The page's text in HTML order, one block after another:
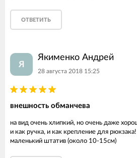
ОТВЕТИТЬ
Я
Якименко Андрей
28 августа 2018 15:25
внешность обманчева
на вид очень хлипкий, но очень даже
и как ручка, и как крепление для
маленький штатив (около 10-15см)